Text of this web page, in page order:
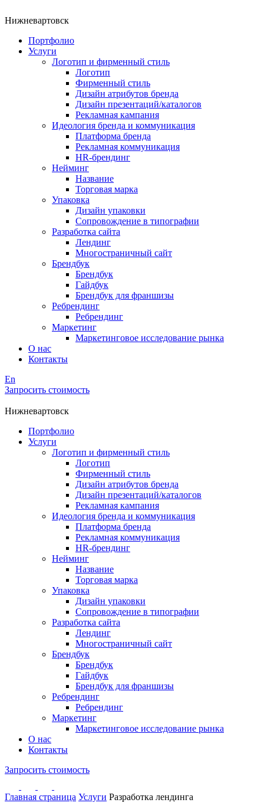
Нижневартовск
Портфолио
Услуги
Логотип и фирменный стиль
Логотип
Фирменный стиль
Дизайн атрибутов бренда
Дизайн презентаций/каталогов
Рекламная кампания
Идеология бренда и коммуникация
Платформа бренда
Рекламная коммуникация
HR-брендинг
Нейминг
Название
Торговая марка
Упаковка
Дизайн упаковки
Сопровождение в типографии
Разработка сайта
Лендинг
Многостраничный сайт
Брендбук
Брендбук
Гайдбук
Брендбук для франшизы
Ребрендинг
Ребрендинг
Маркетинг
Маркетинговое исследование рынка
О нас
Контакты
En
Запросить стоимость
Нижневартовск
Портфолио
Услуги
Логотип и фирменный стиль
Логотип
Фирменный стиль
Дизайн атрибутов бренда
Дизайн презентаций/каталогов
Рекламная кампания
Идеология бренда и коммуникация
Платформа бренда
Рекламная коммуникация
HR-брендинг
Нейминг
Название
Торговая марка
Упаковка
Дизайн упаковки
Сопровождение в типографии
Разработка сайта
Лендинг
Многостраничный сайт
Брендбук
Брендбук
Гайдбук
Брендбук для франшизы
Ребрендинг
Ребрендинг
Маркетинг
Маркетинговое исследование рынка
О нас
Контакты
Запросить стоимость
Главная страница Услуги Разработка лендинга